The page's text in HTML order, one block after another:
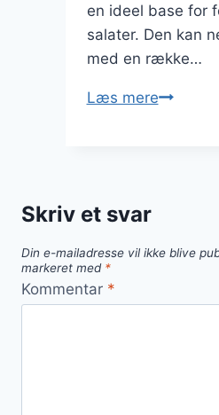
en ideel base for
salater. Den kan
med en række…
Læs mere
Skriv et svar
Din e-mailadresse vil ikke blive
markeret med *
Kommentar *